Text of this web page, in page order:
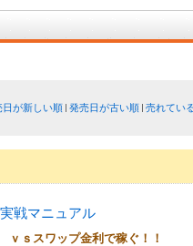
日が新しい順 発売日が古い順 売れてい
戦マニュアル
ｓスワップ金利で稼ぐ！！